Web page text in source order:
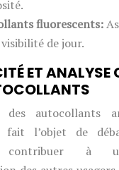
fluorescents:
de jour.
ET ANALYSE
des autocollants
l’objet de
contribuer à